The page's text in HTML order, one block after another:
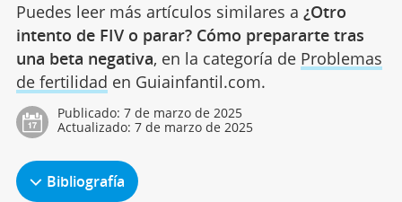
Puedes leer más artículos similares a ¿Otro
intento de FIV o parar? Cómo prepararte tras
una beta negativa, en la categoría de Problemas
de fertilidad en Guiainfantil.com.
Publicado: 7 de marzo de 2025
Actualizado: 7 de marzo de 2025
Bibliografía